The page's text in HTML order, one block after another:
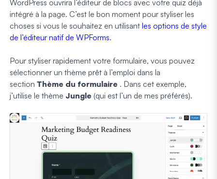
WordPress ouvrira l’éditeur de blocs avec votre quiz déjà
intégré à la page. C’est le bon moment pour styliser les
choses si vous le souhaitez en utilisant les options de style
de l’éditeur natif de WPForms.
Pour styliser rapidement votre formulaire, vous pouvez
sélectionner un thème prêt à l’emploi dans la
section Thème du formulaire . Dans cet exemple,
j’utilise le thème Jungle (qui est l’un de mes préférés).